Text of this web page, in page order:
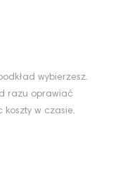
wybierzesz.
razu oprawiać
w czasie.